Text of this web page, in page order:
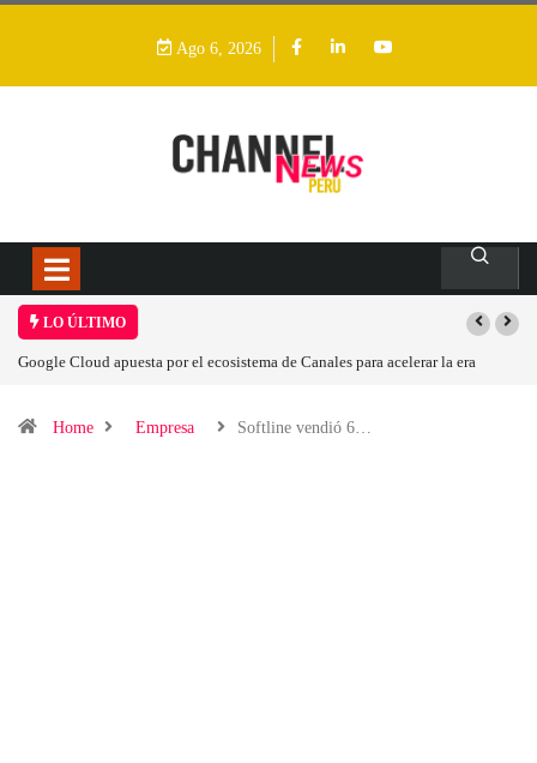
Ago 6, 2026
LO ÚLTIMO
el ecosistema de Canales para acelerar la era Las causas del impulso al
Home Empresa Softline vendió 6…